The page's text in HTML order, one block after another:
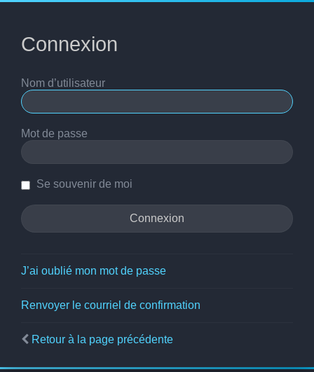
Connexion
Nom d’utilisateur
Mot de passe
Se souvenir de moi
J’ai oublié mon mot de passe
Renvoyer le courriel de confirmation
Retour à la page précédente